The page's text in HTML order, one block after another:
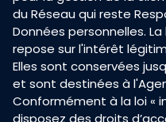
du Réseau qui reste
Données personnelles.
repose sur l'intérêt
Elles sont conservées
et sont destinées à
Conformément à la loi «
disposez des droits